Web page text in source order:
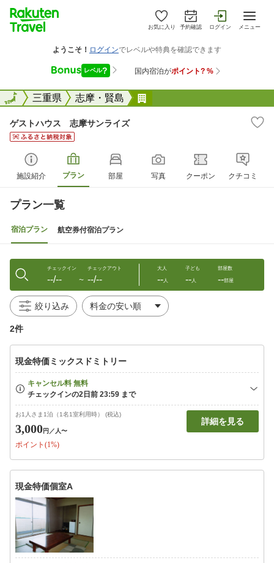
お気に入り 予約確認 ログイン メニュー
全国三重県 志摩・賢島
全国
ゲストハウス 志摩サンライズ
施設紹介 プラン 部屋 写真 クーポン クチコミ
プラン一覧
宿泊プラン 航空券付宿泊プラン
チェックイン
--/-- 〜
チェックアウト
--/--
大人
--人
子ども
--人
部屋数
--部屋
絞り込み
2件
現金特価ミックスドミトリー
お1人さま1泊（1名1室利用時） (税込)
3,000円 ／人〜
ポイント(1%)
詳細を見る
現金特価個室A